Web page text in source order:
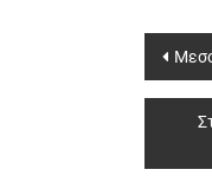
Post